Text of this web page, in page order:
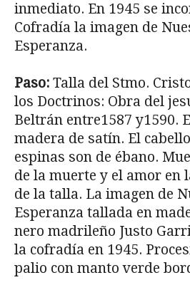
inmediato. En 1945 se
Cofradía la imagen de
Esperanza.
Paso: Talla del Stmo.
los Doctrinos: Obra del
Beltrán entre1587 y1590.
madera de satín. El
es­pinas son de ébano.
de la muerte y el amor en
de la talla. La imagen de
Esperanza tallada en
nero madrileño Justo
la cofradía en 1945.
palio con manto verde